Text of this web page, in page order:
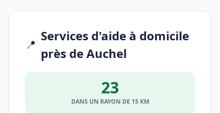
📍
Services d'aide à domicile
près de Auchel
23
DANS UN RAYON DE 15 KM